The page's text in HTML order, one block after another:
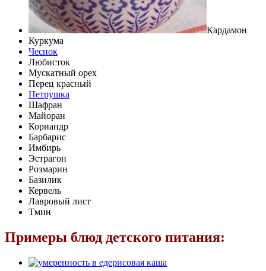
Кардамон
Куркума
Чеснок
Любисток
Мускатный орех
Перец красный
Петрушка
Шафран
Майоран
Кориандр
Барбарис
Имбирь
Эстрагон
Розмарин
Базилик
Кервель
Лавровый лист
Тмин
Примеры блюд детского питания:
рисовая каша